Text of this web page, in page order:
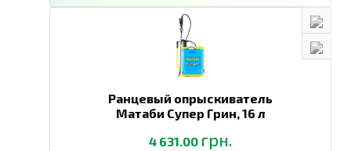
Ранцевый опрыскиватель
Матаби Супер Грин,16 л
4 631.00 грн.